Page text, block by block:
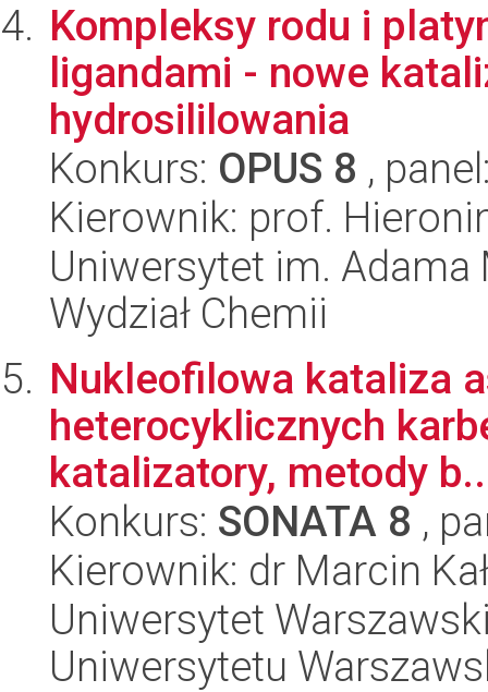
Kompleksy rodu i
ligandami - nowe
hydrosililowania
Konkurs: OPUS 8 ,
Kierownik: prof.
Uniwersytet im.
Wydział Chemii
Nukleofilowa kataliza
heterocyklicznych
katalizatory, metody
Konkurs: SONATA 8 ,
Kierownik: dr Marcin
Uniwersytet
Uniwersytetu